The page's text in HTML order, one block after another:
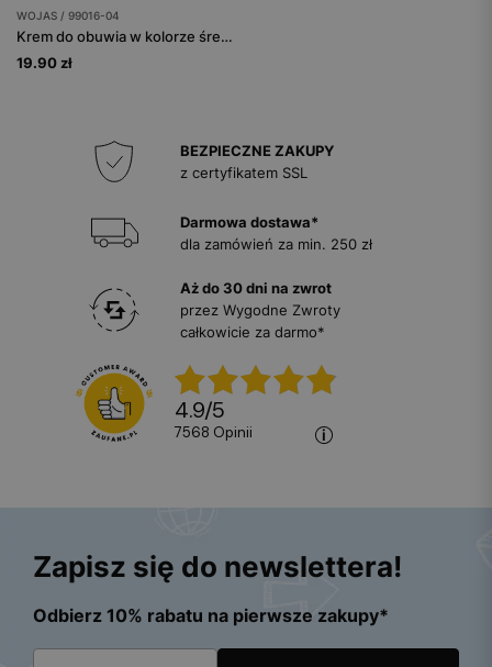
WOJAS / 99016-04
Krem do obuwia w kolorze średniego brązu
19.90 zł
BEZPIECZNE ZAKUPY
z certyfikatem SSL
Darmowa dostawa*
dla zamówień za min. 250 zł
Aż do 30 dni na zwrot
przez Wygodne Zwroty
całkowicie za darmo*
4.9/5
7568 opinii
Zapisz się do newslettera!
Odbierz 10% rabatu na pierwsze zakupy*